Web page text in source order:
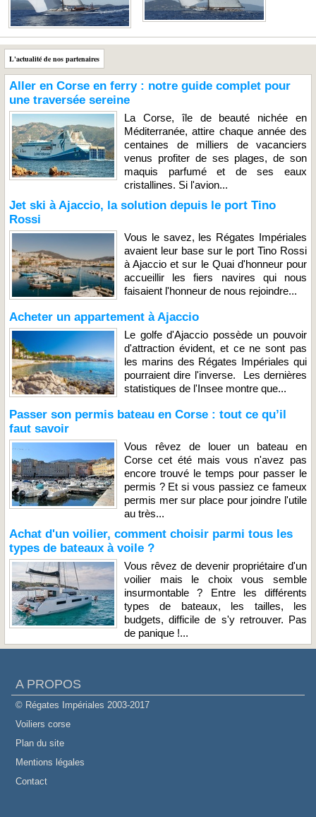
L'actualité de nos partenaires
Aller en Corse en ferry : notre guide complet pour
une traversée sereine
La Corse, île de beauté nichée en
Méditerranée, attire chaque année des
centaines de milliers de vacanciers
venus profiter de ses plages, de son
maquis parfumé et de ses eaux
cristallines. Si l'avion...
Jet ski à Ajaccio, la solution depuis le port Tino
Rossi
Vous le savez, les Régates Impériales
avaient leur base sur le port Tino Rossi
à Ajaccio et sur le Quai d'honneur pour
accueillir les fiers navires qui nous
faisaient l'honneur de nous rejoindre...
Acheter un appartement à Ajaccio
Le golfe d'Ajaccio possède un pouvoir
d'attraction évident, et ce ne sont pas
les marins des Régates Impériales qui
pourraient dire l'inverse. Les dernières
statistiques de l'Insee montre que...
Passer son permis bateau en Corse : tout ce qu’il
faut savoir
Vous rêvez de louer un bateau en
Corse cet été mais vous n'avez pas
encore trouvé le temps pour passer le
permis ? Et si vous passiez ce fameux
permis mer sur place pour joindre l'utile
au très...
Achat d'un voilier, comment choisir parmi tous les
types de bateaux à voile ?
Vous rêvez de devenir propriétaire d'un
voilier mais le choix vous semble
insurmontable ? Entre les différents
types de bateaux, les tailles, les
budgets, difficile de s'y retrouver. Pas
de panique !...
A PROPOS
© Régates Impériales 2003-2017
Voiliers corse
Plan du site
Mentions légales
Contact